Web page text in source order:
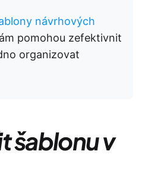
návrhových
pomohou zefektivnit
organizovat
šablonu v